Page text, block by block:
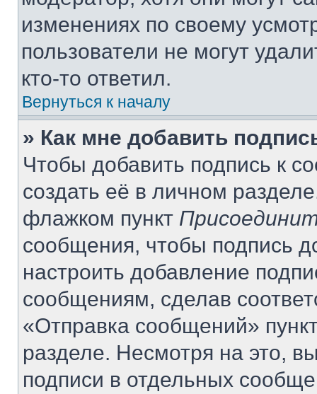
изменениях по своему
пользователи не могут
кто-то ответил.
Вернуться к началу
» Как мне добавить
Чтобы добавить подпись к
создать её в личном
флажком пункт
сообщения, чтобы подпись
настроить добавление
сообщениям, сделав
«Отправка сообщений»
разделе. Несмотря на это,
подписи в отдельных